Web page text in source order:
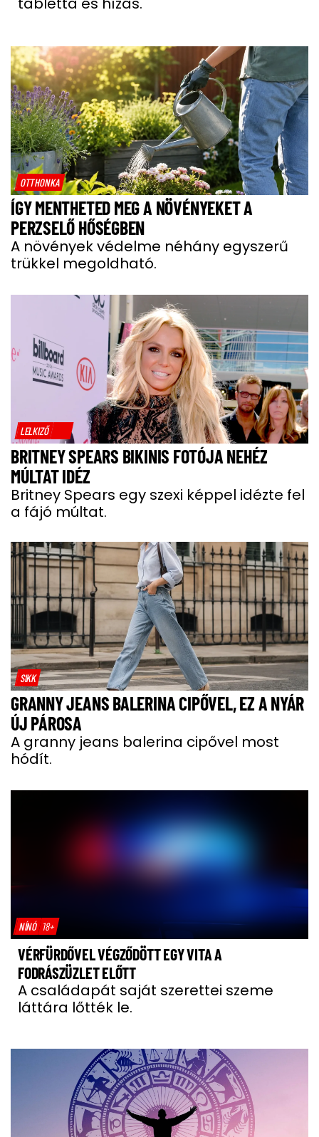
OTTHONKA
ÍGY MENTHETED MEG A NÖVÉNYEKET A
PERZSELŐ HŐSÉGBEN
A növények védelme néhány egyszerű
trükkel megoldható.
LELKIZŐ
BRITNEY SPEARS BIKINIS FOTÓJA NEHÉZ
MÚLTAT IDÉZ
Britney Spears egy szexi képpel idézte fel
a fájó múltat.
SIKK
GRANNY JEANS BALERINA CIPŐVEL, EZ A NYÁR
ÚJ PÁROSA
A granny jeans balerina cipővel most
hódít.
NÍNÓ 18+
VÉRFÜRDŐVEL VÉGZŐDÖTT EGY VITA A
FODRÁSZÜZLET ELŐTT
A családapát saját szerettei szeme
láttára lőtték le.